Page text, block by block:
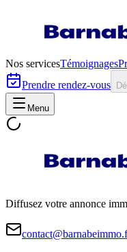
Nos servicesTémoignages
Prendre rendez-vous
Menu
Diffusez votre annonce